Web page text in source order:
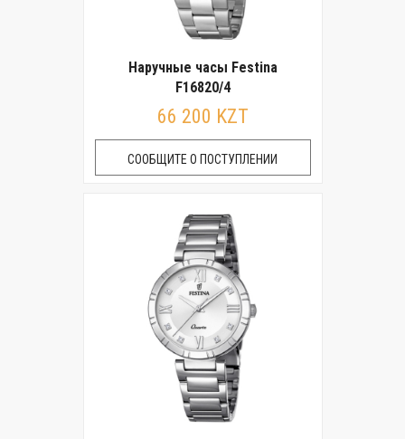
Наручные часы Festina
F16820/4
66 200 KZT
СООБЩИТЕ О ПОСТУПЛЕНИИ